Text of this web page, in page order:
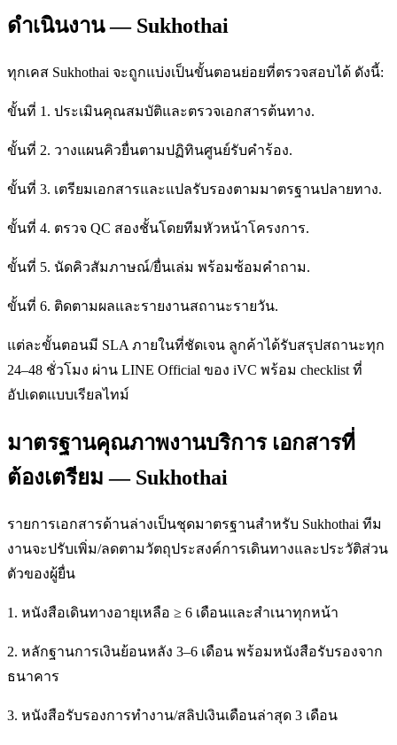
ดำเนินงาน — Sukhothai
ทุกเคส Sukhothai จะถูกแบ่งเป็นขั้นตอนย่อยที่ตรวจสอบได้ ดังนี้:
ขั้นที่ 1. ประเมินคุณสมบัติและตรวจเอกสารต้นทาง.
ขั้นที่ 2. วางแผนคิวยื่นตามปฏิทินศูนย์รับคำร้อง.
ขั้นที่ 3. เตรียมเอกสารและแปลรับรองตามมาตรฐานปลายทาง.
ขั้นที่ 4. ตรวจ QC สองชั้นโดยทีมหัวหน้าโครงการ.
ขั้นที่ 5. นัดคิวสัมภาษณ์/ยื่นเล่ม พร้อมซ้อมคำถาม.
ขั้นที่ 6. ติดตามผลและรายงานสถานะรายวัน.
แต่ละขั้นตอนมี SLA ภายในที่ชัดเจน ลูกค้าได้รับสรุปสถานะทุก
24–48 ชั่วโมง ผ่าน LINE Official ของ iVC พร้อม checklist ที่
อัปเดตแบบเรียลไทม์
มาตรฐานคุณภาพงานบริการ เอกสารที่
ต้องเตรียม — Sukhothai
รายการเอกสารด้านล่างเป็นชุดมาตรฐานสำหรับ Sukhothai ทีม
งานจะปรับเพิ่ม/ลดตามวัตถุประสงค์การเดินทางและประวัติส่วน
ตัวของผู้ยื่น
1. หนังสือเดินทางอายุเหลือ ≥ 6 เดือนและสำเนาทุกหน้า
2. หลักฐานการเงินย้อนหลัง 3–6 เดือน พร้อมหนังสือรับรองจาก
ธนาคาร
3. หนังสือรับรองการทำงาน/สลิปเงินเดือนล่าสุด 3 เดือน